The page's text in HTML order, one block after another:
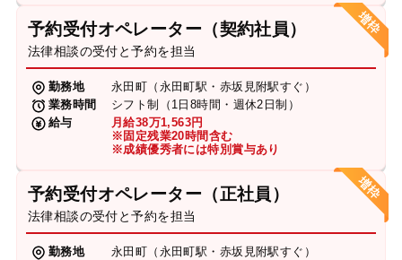
予約受付オペレーター（契約社員）
法律相談の受付と予約を担当
勤務地
永田町（永田町駅・赤坂見附駅すぐ）
業務時間
シフト制（1日8時間・週休2日制）
給与
月給38万1,563円
※固定残業20時間含む
※成績優秀者には特別賞与あり
予約受付オペレーター（正社員）
法律相談の受付と予約を担当
勤務地
永田町（永田町駅・赤坂見附駅すぐ）